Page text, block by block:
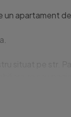
apartament